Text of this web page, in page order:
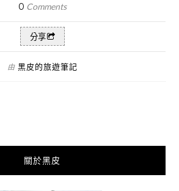
0 Comments
分享
由 黑皮的旅遊筆記
關於黑皮